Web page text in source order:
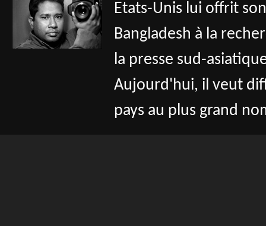
Etats-Unis lui offrit
Bangladesh à la
la presse sud-
Aujourd'hui, il veut
pays au plus grand